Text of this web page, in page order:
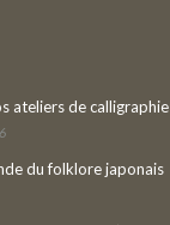
ateliers de calligraphie
du folklore japonais